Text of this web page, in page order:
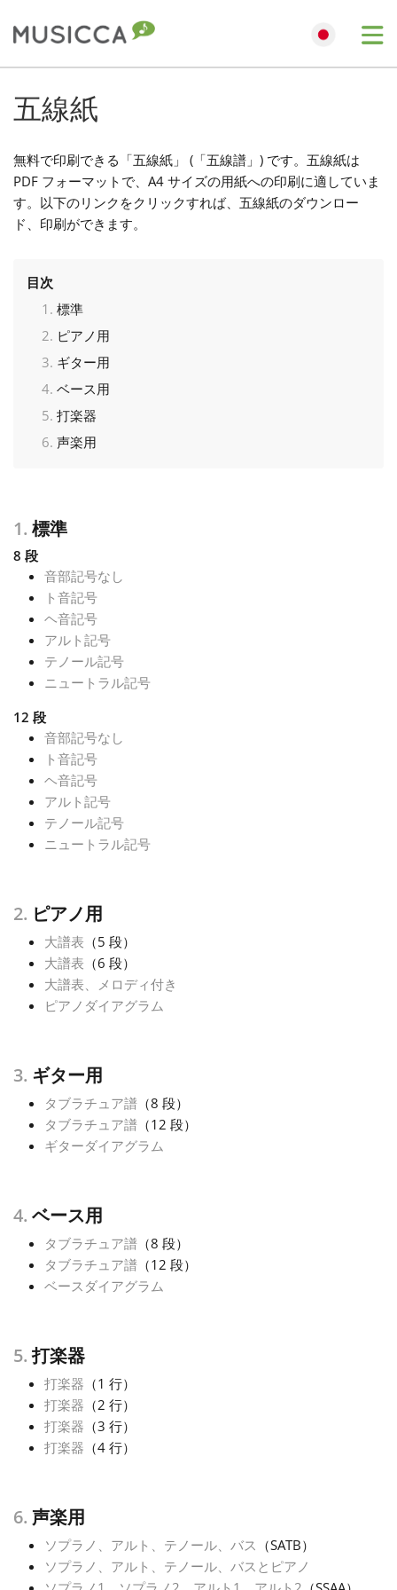
Dansk
English
Italiano
日本語
Português
Русский
Tiếng Việt
Türkçe
简体中文
五線紙
無料で印刷できる「五線紙」 (「五線譜」) です。五線紙は
PDF フォーマットで、A4 サイズの用紙への印刷に適していま
す。以下のリンクをクリックすれば、五線紙のダウンロー
ド、印刷ができます。
目次
標準
ピアノ用
ギター用
ベース用
打楽器
声楽用
1. 標準
8 段
音部記号なし
ト音記号
ヘ音記号
アルト記号
テノール記号
ニュートラル記号
12 段
音部記号なし
ト音記号
ヘ音記号
アルト記号
テノール記号
ニュートラル記号
2. ピアノ用
大譜表 （5 段）
大譜表 （6 段）
大譜表、メロディ付き
ピアノダイアグラム
3. ギター用
タブラチュア譜 （8 段）
タブラチュア譜 （12 段）
ギターダイアグラム
4. ベース用
タブラチュア譜 （8 段）
タブラチュア譜 （12 段）
ベースダイアグラム
5. 打楽器
打楽器 （1 行）
打楽器 （2 行）
打楽器 （3 行）
打楽器 （4 行）
6. 声楽用
ソプラノ、アルト、テノール、バス （SATB）
ソプラノ、アルト、テノール、バスとピアノ